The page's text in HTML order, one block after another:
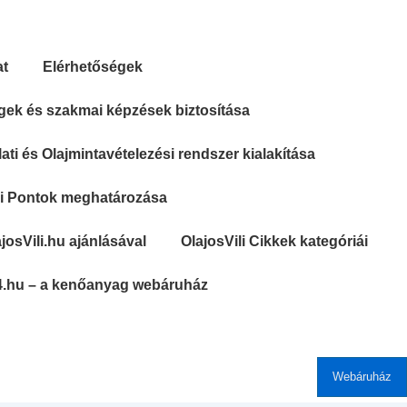
Elérhetőségek
és szakmai képzések biztosítása
és Olajmintavételezési rendszer kialakítása
Pontok meghatározása
ajánlásával OlajosVili Cikkek kategóriái
– a kenőanyag webáruház
Webáruház